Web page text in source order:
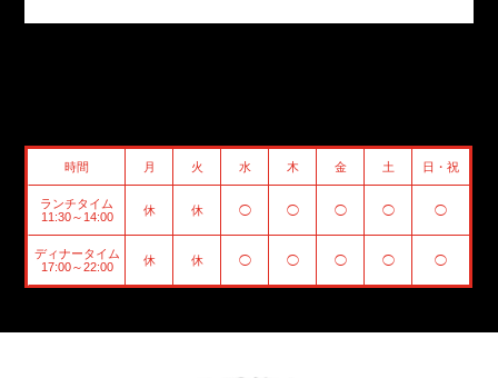
時間 月 火 水 木 金 土 日・祝
ランチタイム
11:30～14:00
休 休 ◯ ◯ ◯ ◯ ◯
ディナータイム
17:00～22:00
休 休 ◯ ◯ ◯ ◯ ◯